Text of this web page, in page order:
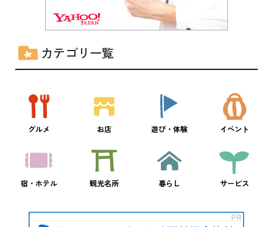
カテゴリ一覧
グルメ お店 遊び・体験 イベント
宿・ホテル 観光名所 暮らし サービス